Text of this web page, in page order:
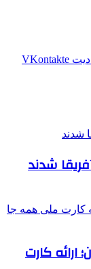
‫VKontakte
شدند
کارت